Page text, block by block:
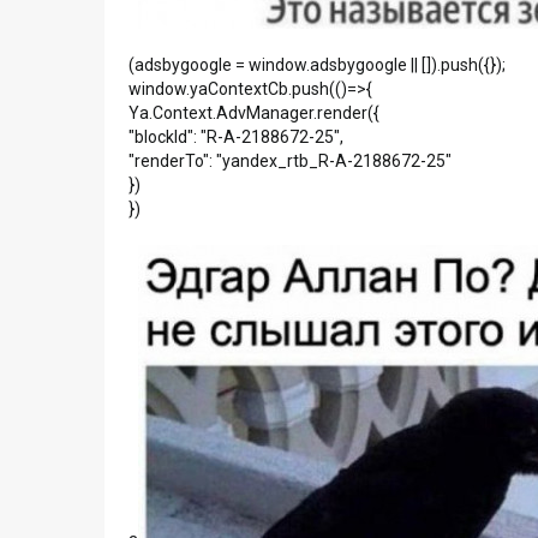
(adsbygoogle = window.adsbygoogle || []).push({});
window.yaContextCb.push(()=>{
Ya.Context.AdvManager.render({
"blockId": "R-A-2188672-25",
"renderTo": "yandex_rtb_R-A-2188672-25"
})
})